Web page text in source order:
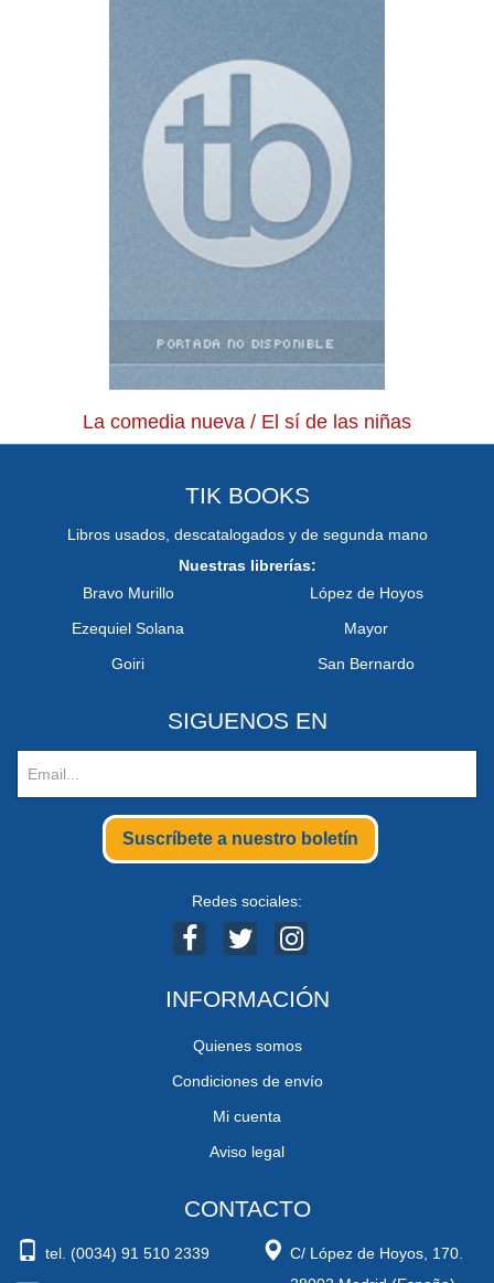
La comedia nueva / El sí de las niñas
TIK BOOKS
Libros usados, descatalogados y de segunda mano
Nuestras librerías:
Bravo Murillo
Ezequiel Solana
Goiri
López de Hoyos
Mayor
San Bernardo
SIGUENOS EN
Suscríbete a nuestro boletín
Redes sociales:
INFORMACIÓN
Quienes somos
Condiciones de envío
Mi cuenta
Aviso legal
CONTACTO
tel. (0034) 91 510 2339
C/ López de Hoyos, 170.